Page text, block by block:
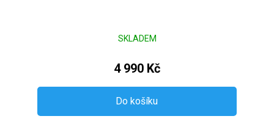
SKLADEM
4 990 Kč
Do košíku